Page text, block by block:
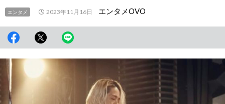
エンタメ 2023年11月16日 エンタメOVO